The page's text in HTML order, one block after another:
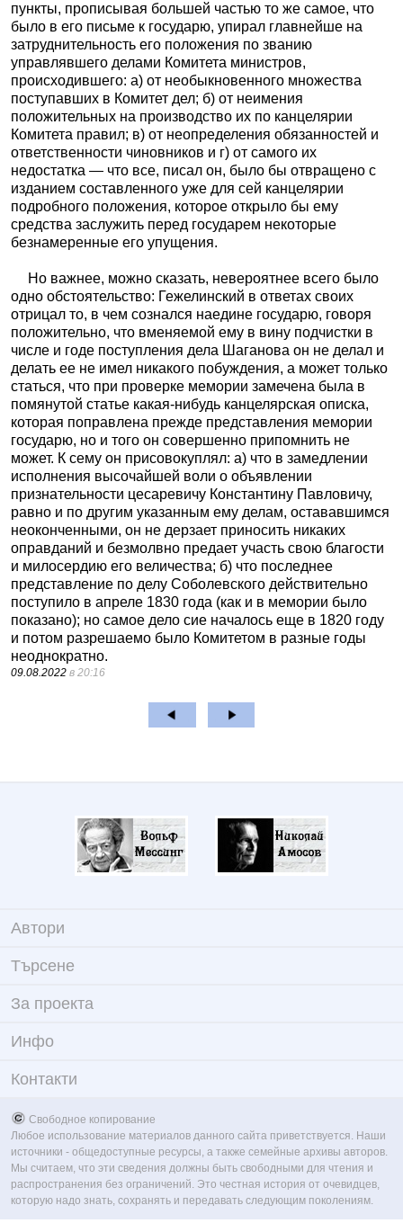
пункты, прописывая большей частью то же самое, что
было в его письме к государю, упирал главнейше на
затруднительность его положения по званию
управлявшего делами Комитета министров,
происходившего: а) от необыкновенного множества
поступавших в Комитет дел; б) от неимения
положительных на производство их по канцелярии
Комитета правил; в) от неопределения обязанностей и
ответственности чиновников и г) от самого их
недостатка — что все, писал он, было бы отвращено с
изданием составленного уже для сей канцелярии
подробного положения, которое открыло бы ему
средства заслужить перед государем некоторые
безнамеренные его упущения.
Но важнее, можно сказать, невероятнее всего было
одно обстоятельство: Гежелинский в ответах своих
отрицал то, в чем сознался наедине государю, говоря
положительно, что вменяемой ему в вину подчистки в
числе и годе поступления дела Шаганова он не делал и
делать ее не имел никакого побуждения, а может только
статься, что при проверке мемории замечена была в
помянутой статье какая-нибудь канцелярская описка,
которая поправлена прежде представления мемории
государю, но и того он совершенно припомнить не
может. К сему он присовокуплял: а) что в замедлении
исполнения высочайшей воли о объявлении
признательности цесаревичу Константину Павловичу,
равно и по другим указанным ему делам, остававшимся
неоконченными, он не дерзает приносить никаких
оправданий и безмолвно предает участь свою благости
и милосердию его величества; б) что последнее
представление по делу Соболевского действительно
поступило в апреле 1830 года (как и в мемории было
показано); но самое дело сие началось еще в 1820 году
и потом разрешаемо было Комитетом в разные годы
неоднократно.
09.08.2022 в 20:16
Автори
Търсене
За проекта
Инфо
Контакти
Свободное копирование
Любое использование материалов данного сайта приветствуется. Наши
источники - общедоступные ресурсы, а также семейные архивы авторов.
Мы считаем, что эти сведения должны быть свободными для чтения и
распространения без ограничений. Это честная история от очевидцев,
которую надо знать, сохранять и передавать следующим поколениям.